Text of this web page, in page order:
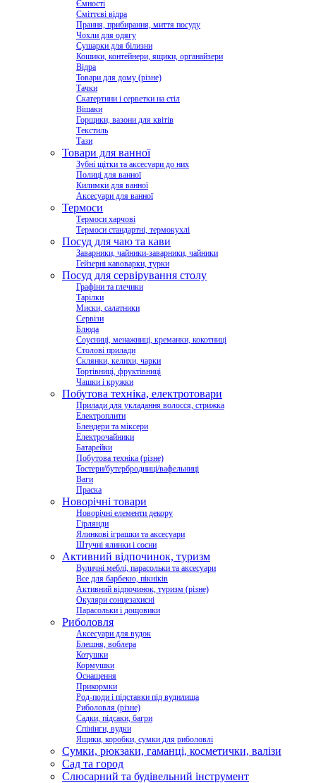
Ємності
Сміттєві відра
Прання, прибирання, миття посуду
Чохли для одягу
Сушарки для білизни
Кошики, контейнери, ящики, органайзери
Відра
Товари для дому (різне)
Тачки
Скатертини і серветки на стіл
Вішаки
Горщики, вазони для квітів
Текстиль
Тази
Товари для ванної
Зубні щітки та аксесуари до них
Полиці для ванної
Килимки для ванної
Аксесуари для ванної
Термоси
Термоси харчові
Термоси стандартні, термокухлі
Посуд для чаю та кави
Заварники, чайники-заварники, чайники
Гейзерні кавоварки, турки
Посуд для сервірування столу
Графіни та глечики
Тарілки
Миски, салатники
Сервізи
Блюда
Соусниці, менажниці, креманки, кокотниці
Столові прилади
Склянки, келихи, чарки
Тортівниці, фруктівниці
Чашки і кружки
Побутова техніка, електротовари
Прилади для укладання волосся, стрижка
Електроплити
Блендери та міксери
Електрочайники
Батарейки
Побутова техніка (різне)
Тостери/бутербродниці/вафельниці
Ваги
Праска
Новорічні товари
Новорічні елементи декору
Гірлянди
Ялинкові іграшки та аксесуари
Штучні ялинки і сосни
Активний відпочинок, туризм
Вуличні меблі, парасольки та аксесуари
Все для барбекю, пікніків
Активний відпочинок, туризм (різне)
Окуляри сонцезахисні
Парасольки і дощовики
Риболовля
Аксесуари для вудок
Блешня, воблера
Котушки
Кормушки
Оснащення
Прикормки
Род-поди і підставки під вудилища
Риболовля (різне)
Садки, підсаки, багри
Спінінги, вудки
Ящики, коробки, сумки для риболовлі
Сумки, рюкзаки, гаманці, косметички, валізи
Сад та город
Слюсарний та будівельний інструмент